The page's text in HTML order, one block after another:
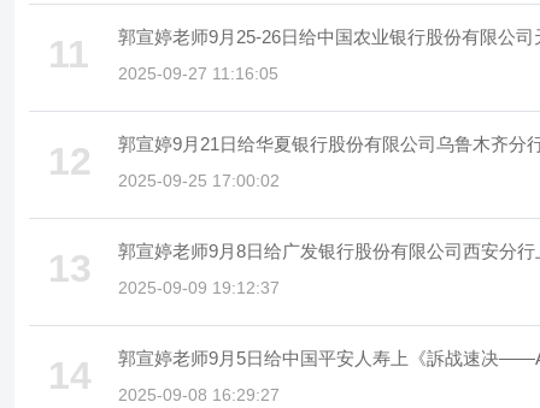
11 郭宣婷老师9月25-26日给中国农业银行股份有限公
2025-09-27 11:16:05
12 郭宣婷9月21日给华夏银行股份有限公司乌鲁木齐分
2025-09-25 17:00:02
13 郭宣婷老师9月8日给广发银行股份有限公司西安分
2025-09-09 19:12:37
14 郭宣婷老师9月5日给中国平安人寿上《訴战速决
2025-09-08 16:29:27